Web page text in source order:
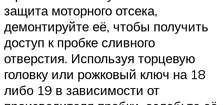
защита моторного отсека,
демонтируйте её, чтобы получить
доступ к пробке сливного
отверстия. Используя торцевую
головку или рожковый ключ на 18
либо 19 в зависимости от